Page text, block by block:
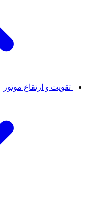
تقویت و ارتقاع موتور